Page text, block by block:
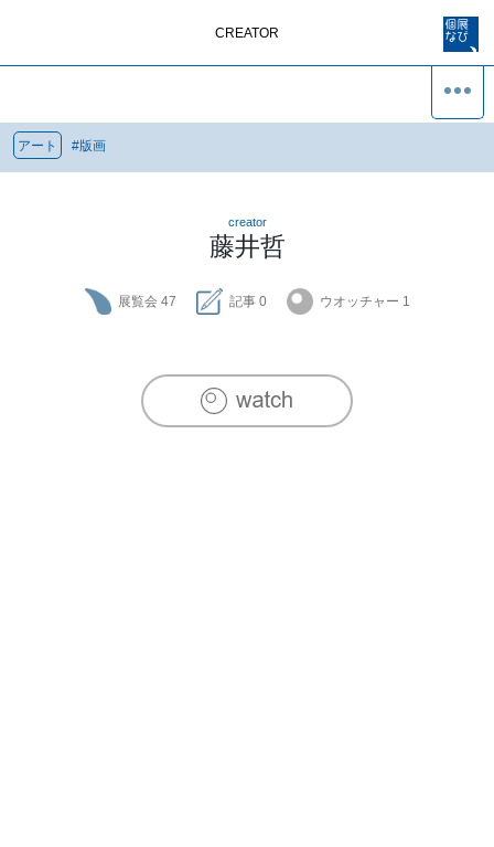
CREATOR
アート #版画
creator
藤井哲
展覧会 47 記事 0 ウオッチャー 1